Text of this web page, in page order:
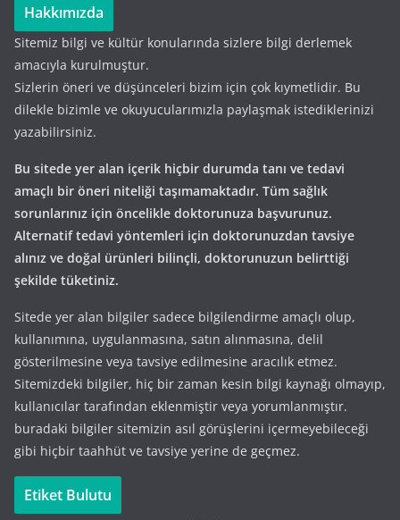
Hakkımızda
Sitemiz bilgi ve kültür konularında sizlere bilgi derlemek
amacıyla kurulmuştur.
Sizlerin öneri ve düşünceleri bizim için çok kıymetlidir. Bu
dilekle bizimle ve okuyucularımızla paylaşmak istediklerinizi
yazabilirsiniz.
Bu sitede yer alan içerik hiçbir durumda tanı ve tedavi
amaçlı bir öneri niteliği taşımamaktadır. Tüm sağlık
sorunlarınız için öncelikle doktorunuza başvurunuz.
Alternatif tedavi yöntemleri için doktorunuzdan tavsiye
alınız ve doğal ürünleri bilinçli, doktorunuzun belirttiği
şekilde tüketiniz.
Sitede yer alan bilgiler sadece bilgilendirme amaçlı olup,
kullanımına, uygulanmasına, satın alınmasına, delil
gösterilmesine veya tavsiye edilmesine aracılık etmez.
Sitemizdeki bilgiler, hiç bir zaman kesin bilgi kaynağı olmayıp,
kullanıcılar tarafından eklenmiştir veya yorumlanmıştır.
buradaki bilgiler sitemizin asıl görüşlerini içermeyebileceği
gibi hiçbir taahhüt ve tavsiye yerine de geçmez.
Etiket Bulutu